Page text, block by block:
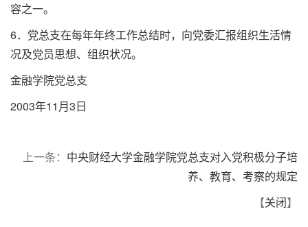
容之一。
6．党总支在每年年终工作总结时，向党委汇报组织生活情
况及党员思想、组织状况。
金融学院党总支
2003年11月3日
上一条： 中央财经大学金融学院党总支对入党积极分子培
养、教育、考察的规定
【关闭】